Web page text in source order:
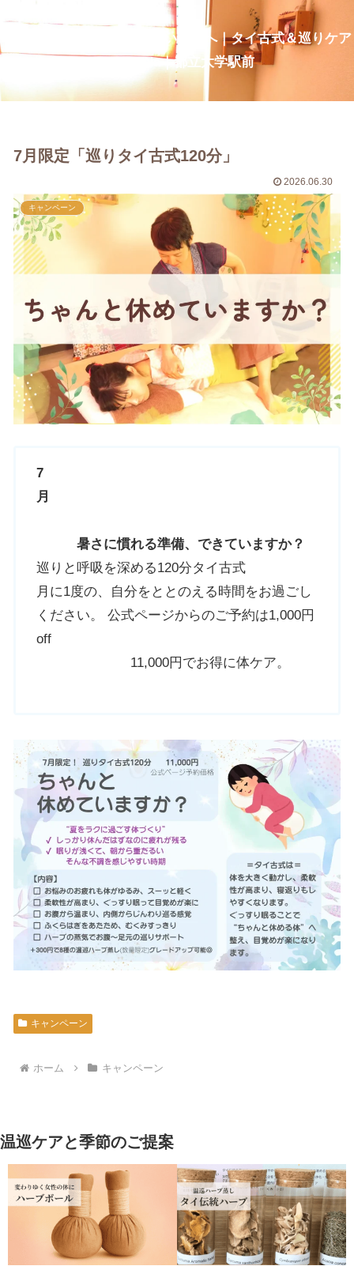
疲れ・だるさを整え、深い呼吸へ｜タイ古式＆巡りケア
CurcumaNa｜都立大学駅前
7月限定「巡りタイ古式120分」
2026.06.30
キャンペーン
7
月
暑さに慣れる準備、できていますか？
巡りと呼吸を深める120分タイ古式
月に1度の、自分をととのえる時間をお過ごし
ください。 公式ページからのご予約は1,000円
off
11,000円でお得に体ケア。
キャンペーン
ホーム キャンペーン
温巡ケアと季節のご提案